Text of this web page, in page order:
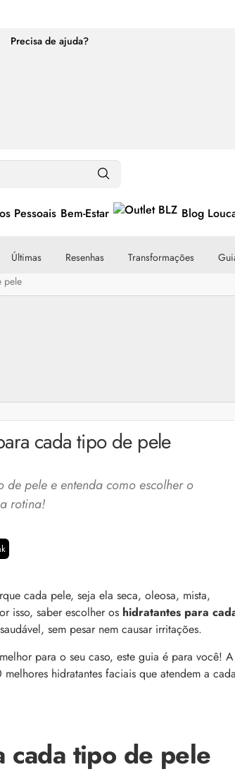
Precisa de ajuda?
Pessoais Bem-Estar Blog
Últimas Resenhas Transformações
pele
cada tipo de pele
pele e entenda como escolher o
rotina!
cada pele, seja ela seca, oleosa, mista,
isso, saber escolher os hidratantes para
sem pesar nem causar irritações.
para o seu caso, este guia é para você! A
hidratantes faciais que atendem a
cada tipo de pele
com a
quais
Queda de cabelo masculina: causas,
e mais
A queda de cabelo masculina é um quadro
comum, e a boa notícia é que é possível
minimizá-lo. Descubra como, aqui!